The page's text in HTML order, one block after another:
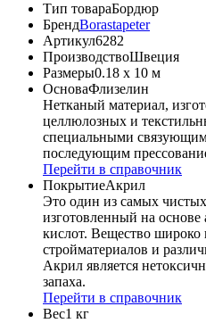
Тип товараБордюр
БрендBorastapeter
Артикул6282
ПроизводствоШвеция
Размеры0.18 x 10 м
ОсноваФлизелин
Нетканый материал,
целлюлозных и
специальными
последующим
Перейти в справочник
ПокрытиеАкрил
Это один из самых
изготовленный на
кислот. Вещество широко
стройматериалов и
Акрил является
запаха.
Перейти в справочник
Вес1 кг